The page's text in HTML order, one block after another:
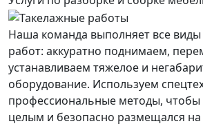
Наша команда выполняет все
работ: аккуратно поднимаем,
устанавливаем тяжелое и
оборудование. Используем
профессиональные методы, чтобы
целым и безопасно размещался